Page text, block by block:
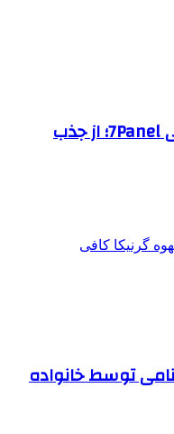
خدمات شبکه‌های اجتماعی 7Panel؛ از جذب
گرنیکا کافی
توسط خانواده